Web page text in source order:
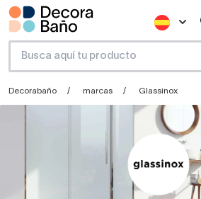
Decorabaño marcas Glassinox